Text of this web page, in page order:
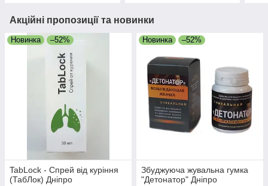
Акційні пропозиції та новинки
Новинка –52%
TabLock - Спрей від куріння
(ТабЛок) Дніпро
Новинка –52%
Збуджуюча жувальна гумка
"Детонатор" Дніпро